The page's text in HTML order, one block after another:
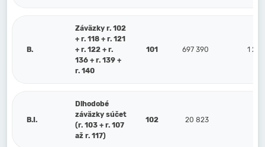
B.
Záväzky r. 102
+ r. 118 + r. 121
+ r. 122 + r.
136 + r. 139 +
r. 140
101 697 390 1
B.I.
Dlhodobé
záväzky súčet
(r. 103 + r. 107
až r. 117)
102 20 823